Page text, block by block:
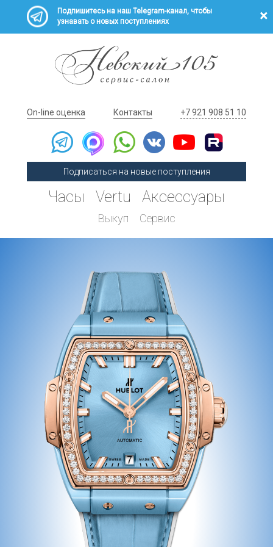
Подпишитесь на наш Telegram-канал, чтобы
узнавать о новых поступлениях
On-line оценка Контакты +7 921 908 51 10
Подписаться на новые поступления
Часы Vertu Аксессуары
Выкуп Сервис